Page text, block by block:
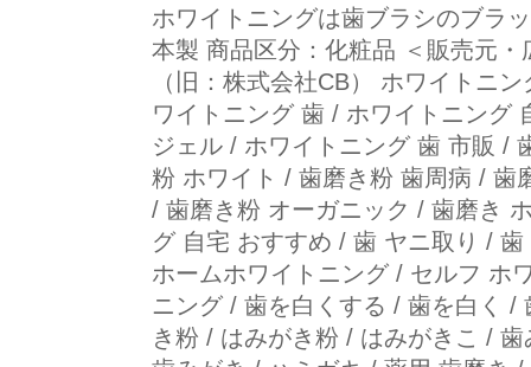
ホワイトニングは歯ブラシのブラ
本製 商品区分：化粧品 ＜販売元
（旧：株式会社CB） ホワイトニ
ワイトニング 歯 / ホワイトニング
ジェル / ホワイトニング 歯 市販 /
粉 ホワイト / 歯磨き粉 歯周病 / 歯
/ 歯磨き粉 オーガニック / 歯磨き
グ 自宅 おすすめ / 歯 ヤニ取り /
ホームホワイトニング / セルフ ホ
ニング / 歯を白くする / 歯を白く /
き粉 / はみがき粉 / はみがきこ /